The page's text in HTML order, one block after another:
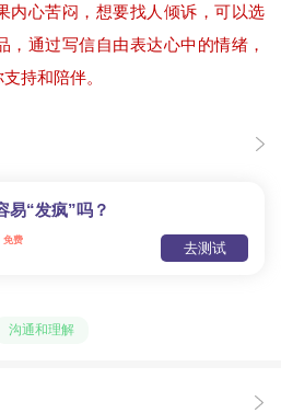
内心苦闷，想要找人倾诉，可以选
，通过写信自由表达心中的情绪，
持和陪伴。
易“发疯”吗？
免费
去测试
沟通和理解